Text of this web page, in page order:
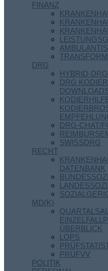
FINANZ
DRG
HYBRID-DRG
DRG
DRG-CHAT/
SWISSDRG
RECHT
DATENBANK
MD(K)
ÜBERBLICK
LOPS
PRÜFVV
POLITIK